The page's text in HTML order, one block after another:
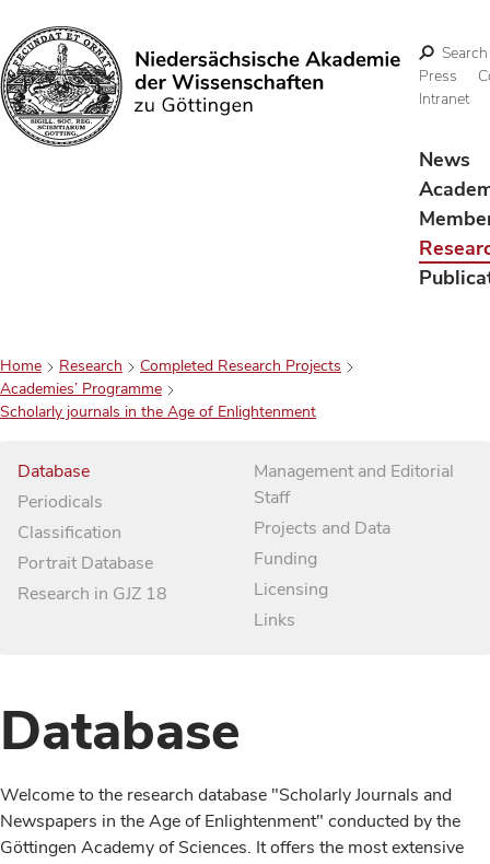
Search
Search
Press
Intranet
News
Home Research
Completed Research Projects
Academies’ Programme
Scholarly journals in the Age of Enlightenment
Database
Periodicals
Classification
Portrait Database
Research in GJZ 18
Management and Editorial
Staff
Projects and Data
Funding
Licensing
Links
Database
Welcome to the research database "Scholarly Journals and
Newspapers in the Age of Enlightenment" conducted by the
Göttingen Academy of Sciences. It offers the most extensive